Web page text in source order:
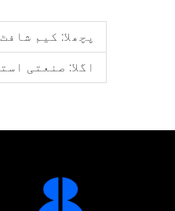
پچھلا: کیم
اگلا: صنعتی